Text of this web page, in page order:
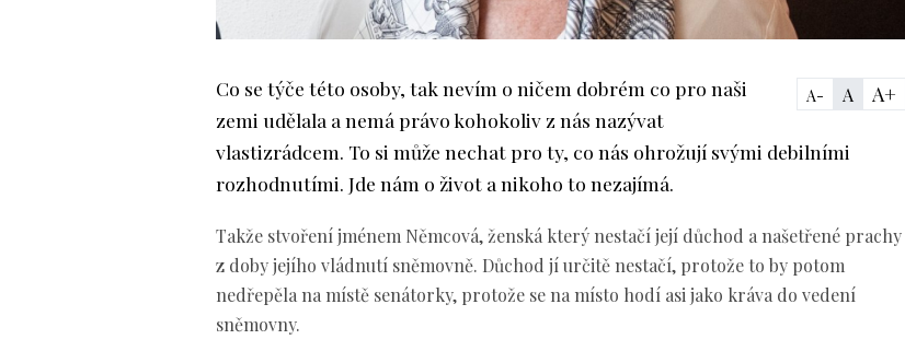
A- A A+
Co se týče této osoby, tak nevím o ničem dobrém co pro naši
zemi udělala a nemá právo kohokoliv z nás nazývat
vlastizrádcem. To si může nechat pro ty, co nás ohrožují svými debilními
rozhodnutími. Jde nám o život a nikoho to nezajímá.
Takže stvoření jménem Němcová, ženská který nestačí její důchod a našetřené prachy
z doby jejího vládnutí sněmovně. Důchod jí určitě nestačí, protože to by potom
nedřepěla na místě senátorky, protože se na místo hodí asi jako kráva do vedení
sněmovny.